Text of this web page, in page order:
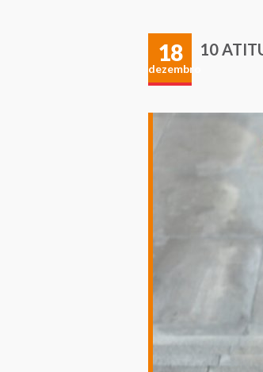
18
dezembro
10